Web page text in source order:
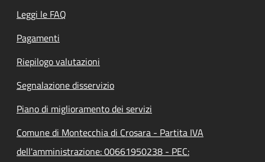
Leggi le FAQ
Pagamenti
Riepilogo valutazioni
Segnalazione disservizio
Piano di miglioramento dei servizi
Comune di Montecchia di Crosara - Partita IVA
dell'amministrazione: 00661950238 - PEC: